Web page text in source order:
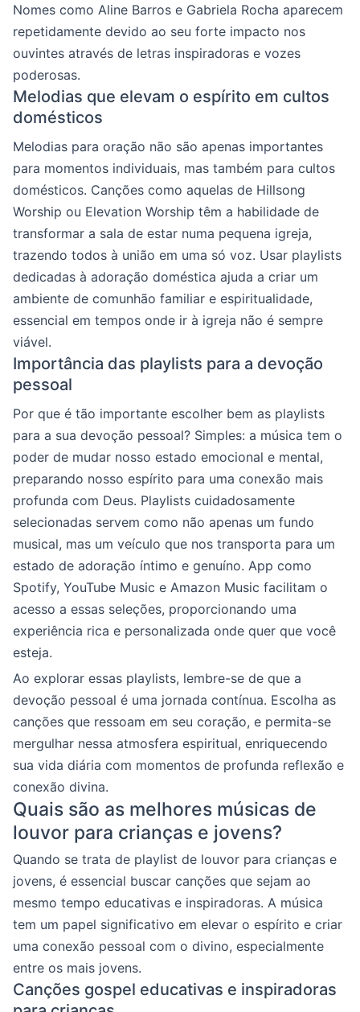
Nomes como Aline Barros e Gabriela Rocha aparecem
repetidamente devido ao seu forte impacto nos
ouvintes através de letras inspiradoras e vozes
poderosas.
Melodias que elevam o espírito em cultos
domésticos
Melodias para oração não são apenas importantes
para momentos individuais, mas também para cultos
domésticos. Canções como aquelas de Hillsong
Worship ou Elevation Worship têm a habilidade de
transformar a sala de estar numa pequena igreja,
trazendo todos à união em uma só voz. Usar playlists
dedicadas à adoração doméstica ajuda a criar um
ambiente de comunhão familiar e espiritualidade,
essencial em tempos onde ir à igreja não é sempre
viável.
Importância das playlists para a devoção
pessoal
Por que é tão importante escolher bem as playlists
para a sua devoção pessoal? Simples: a música tem o
poder de mudar nosso estado emocional e mental,
preparando nosso espírito para uma conexão mais
profunda com Deus. Playlists cuidadosamente
selecionadas servem como não apenas um fundo
musical, mas um veículo que nos transporta para um
estado de adoração íntimo e genuíno. App como
Spotify, YouTube Music e Amazon Music facilitam o
acesso a essas seleções, proporcionando uma
experiência rica e personalizada onde quer que você
esteja.
Ao explorar essas playlists, lembre-se de que a
devoção pessoal é uma jornada contínua. Escolha as
canções que ressoam em seu coração, e permita-se
mergulhar nessa atmosfera espiritual, enriquecendo
sua vida diária com momentos de profunda reflexão e
conexão divina.
Quais são as melhores músicas de
louvor para crianças e jovens?
Quando se trata de playlist de louvor para crianças e
jovens, é essencial buscar canções que sejam ao
mesmo tempo educativas e inspiradoras. A música
tem um papel significativo em elevar o espírito e criar
uma conexão pessoal com o divino, especialmente
entre os mais jovens.
Canções gospel educativas e inspiradoras